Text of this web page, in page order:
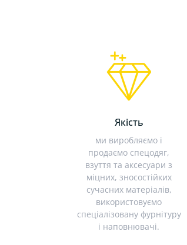
Якість
ми виробляємо і
продаємо спецодяг,
взуття та аксесуари з
міцних, зносостійких
сучасних матеріалів,
використовуємо
спеціалізовану фурнітуру
і наповнювачі.